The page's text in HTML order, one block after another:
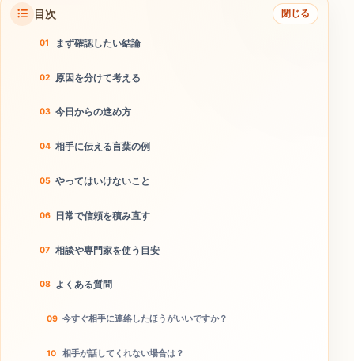
目次 閉じる
まず確認したい結論
原因を分けて考える
今日からの進め方
相手に伝える言葉の例
やってはいけないこと
日常で信頼を積み直す
相談や専門家を使う目安
よくある質問
今すぐ相手に連絡したほうがいいですか？
相手が話してくれない場合は？